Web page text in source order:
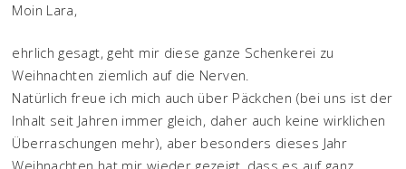
Moin Lara,
ehrlich gesagt, geht mir diese ganze Schenkerei zu
Weihnachten ziemlich auf die Nerven.
Natürlich freue ich mich auch über Päckchen (bei uns ist der
Inhalt seit Jahren immer gleich, daher auch keine wirklichen
Überraschungen mehr), aber besonders dieses Jahr